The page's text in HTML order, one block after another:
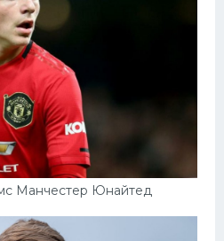
Манчестер Юнайтед